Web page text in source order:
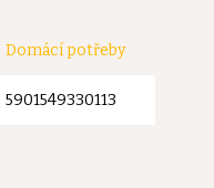
Domácí potřeby
5901549330113